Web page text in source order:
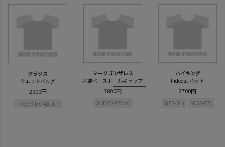
グラソス
ウエストバッグ
2900円
FREE(KIDS-ADULT)
マークゴンザレス
刺繍ベースボールキャップ
3800円
ONE(52-55cm)
ハイキング
hideout ハット
2700円
S(52-54) M(55-57)